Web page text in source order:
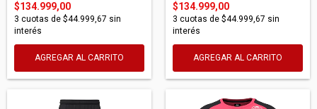
$134.999,00
3 cuotas de $44.999,67 sin
interés
AGREGAR AL CARRITO
$134.999,00
3 cuotas de $44.999,67 sin
interés
AGREGAR AL CARRITO